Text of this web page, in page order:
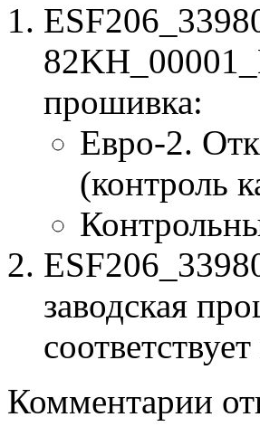
прошивка:
Евро-2.
(контроль
заводская
Комментарии записи